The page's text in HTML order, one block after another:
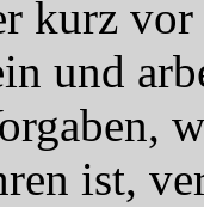
kurz
und
ist,